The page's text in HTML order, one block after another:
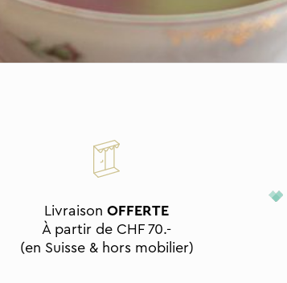
LivraisonOFFERTE
À partir de CHF 70.-
(en Suisse & hors mobilier)